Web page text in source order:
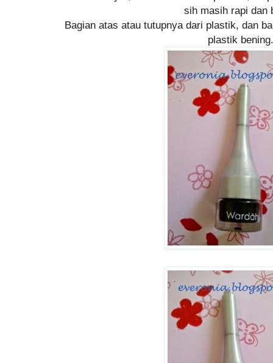
sih masih rapi dan
Bagian atas atau tutupnya dari plastik, dan
plastik bening.